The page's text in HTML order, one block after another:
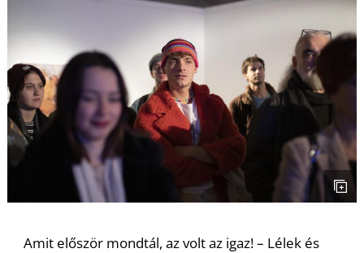
Amit először mondtál, az volt az igaz! – Lélek és